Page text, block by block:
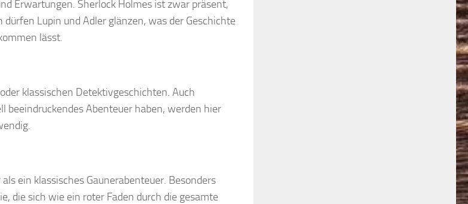
Erwartungen. Sherlock Holmes ist zwar präsent,
Lupin und Adler glänzen, was der Geschichte
lässt.
klassischen Detektivgeschichten. Auch
beeindruckendes Abenteuer haben, werden hier
ein klassisches Gaunerabenteuer. Besonders
die sich wie ein roter Faden durch die gesamte